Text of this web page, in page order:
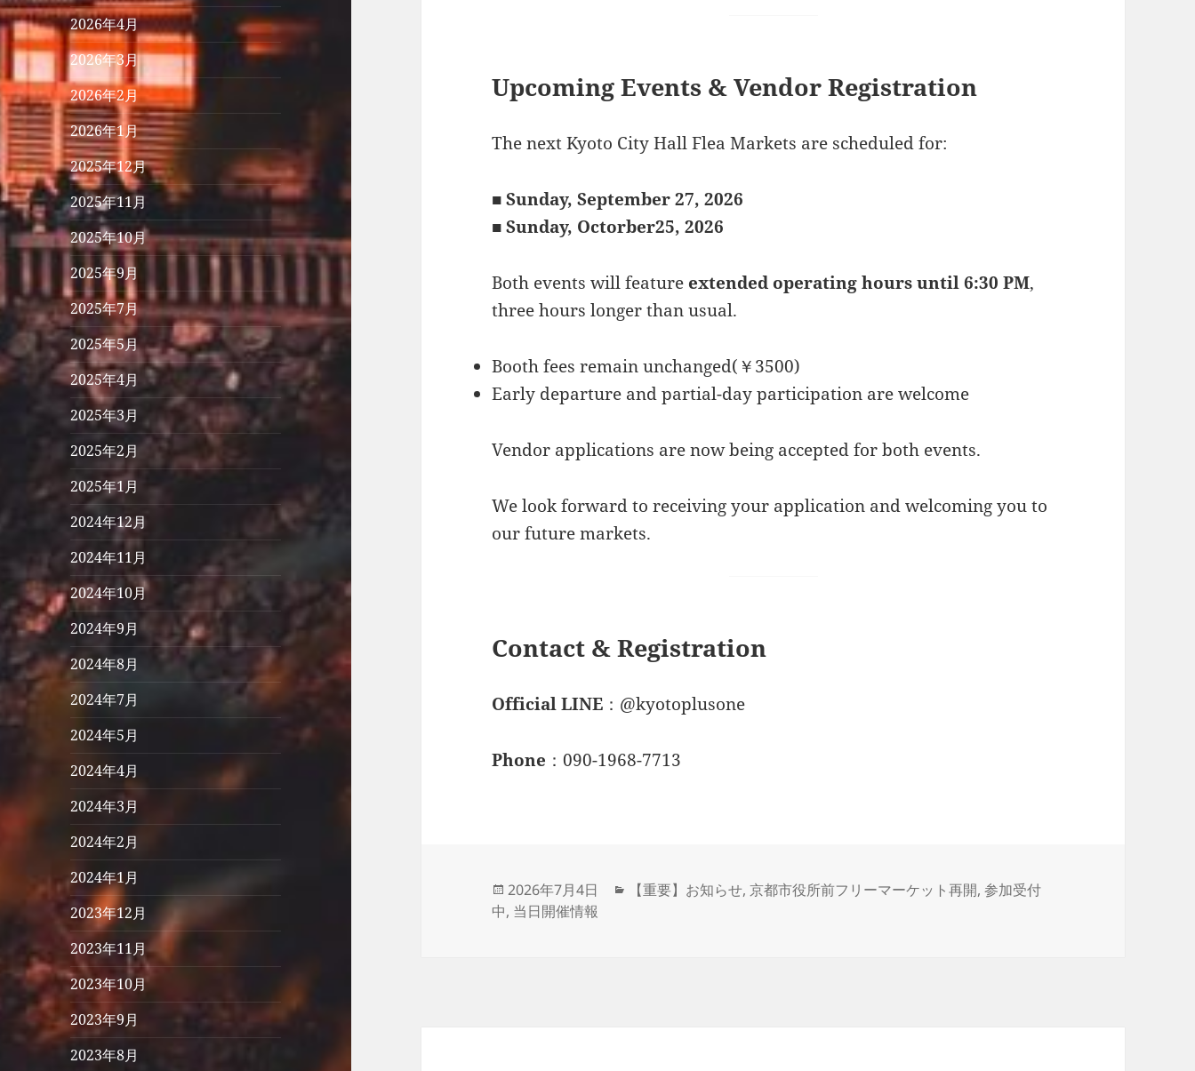
2026年4月
2026年3月
2026年2月
2026年1月
2025年12月
2025年11月
2025年10月
2025年9月
2025年7月
2025年5月
2025年4月
2025年3月
2025年2月
2025年1月
2024年12月
2024年11月
2024年10月
2024年9月
2024年8月
2024年7月
2024年5月
2024年4月
2024年3月
2024年2月
2024年1月
2023年12月
2023年11月
2023年10月
2023年9月
2023年8月
Upcoming Events & Vendor Registration
The next Kyoto City Hall Flea Markets are scheduled for:
■ Sunday,September 27, 2026
■ Sunday, Octorber25, 2026
Both events will feature extended operating hours until 6:30 PM,
three hours longer than usual.
Booth fees remain unchanged(￥3500)
Early departure and partial-day participation are welcome
Vendor applications are now being accepted for both events.
We look forward to receiving your application and welcoming you to
our future markets.
Contact & Registration
Official LINE ：@kyotoplusone
Phone ：090-1968-7713
投
稿
2026年7月4日
カ【重要】お知らせ,京都市役所前フリーマーケット再開,参加受付
中, 当日開催情報